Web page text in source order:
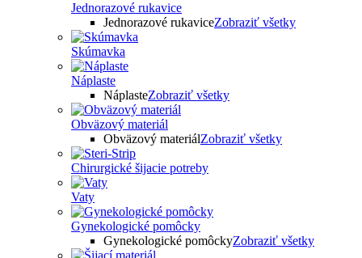
Jednorazové rukavice
Jednorazové rukaviceZobraziť všetky
Skúmavka
Náplaste
NáplasteZobraziť všetky
Obväzový materiál
Obväzový materiálZobraziť všetky
Chirurgické šijacie potreby
Vaty
Gynekologické pomôcky
Gynekologické pomôckyZobraziť všetky